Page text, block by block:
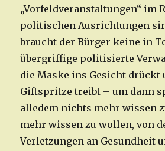
„Vorfeldveranstaltungen“ im
politischen Ausrichtungen
braucht der Bürger keine in
übergriffige politisierte
die Maske ins Gesicht drückt
Giftspritze treibt – um dann
alledem nichts mehr wissen
mehr wissen zu wollen, von
Verletzungen an Gesundheit